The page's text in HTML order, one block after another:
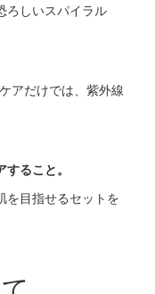
ろしいスパイラル
アだけでは、紫外線
ること。
を目指せるセットを